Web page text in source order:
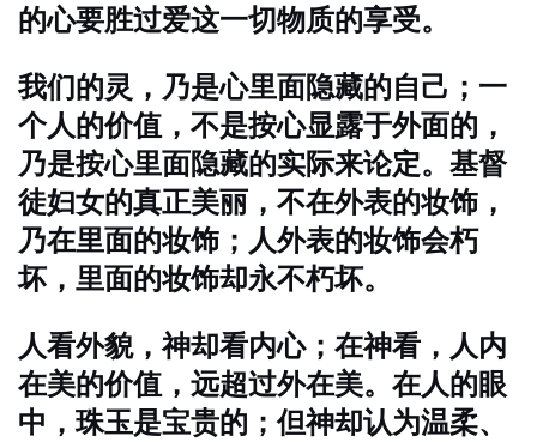
的心要胜过爱这一切物质的享受。
我们的灵，乃是心里面隐藏的自己；一
个人的价值，不是按心显露于外面的，
乃是按心里面隐藏的实际来论定。基督
徒妇女的真正美丽，不在外表的妆饰，
乃在里面的妆饰；人外表的妆饰会朽
坏，里面的妆饰却永不朽坏。
人看外貌，神却看内心；在神看，人内
在美的价值，远超过外在美。在人的眼
中，珠玉是宝贵的；但神却认为温柔、